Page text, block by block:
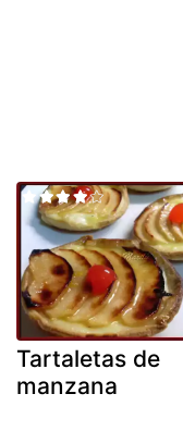
Tartaletas de
manzana